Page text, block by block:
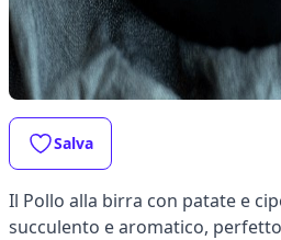
Salva
Il Pollo alla birra con patate e
succulento e aromatico,